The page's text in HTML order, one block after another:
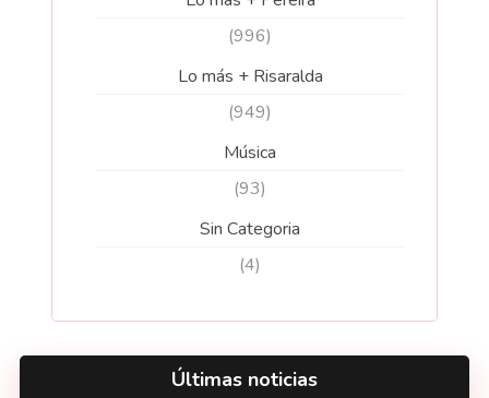
(996)
Lo más + Risaralda
(949)
Música
(93)
Sin Categoria
(4)
Últimas noticias